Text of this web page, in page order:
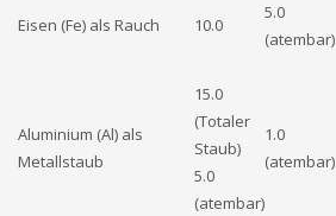
Eisen (Fe) als Rauch 10.0
5.0
(atembar)
Aluminium (Al) als
Metallstaub
15.0
(Totaler
Staub)
5.0
(atembar)
1.0
(atembar)